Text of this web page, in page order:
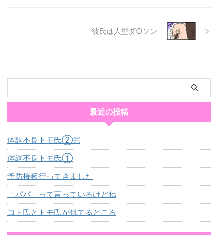
彼氏は人型ダ○ソン
最近の投稿
体調不良トモ氏②完
体調不良トモ氏①
予防接種行ってきました
「パパ」って言っているけどね
コト氏とトモ氏が似てるところ